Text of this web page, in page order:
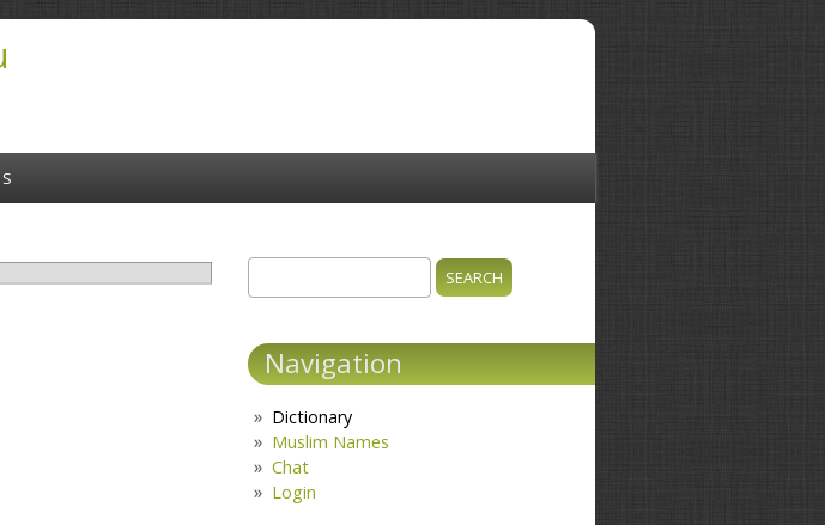
Search form
Navigation
Dictionary
Muslim Names
Chat
Login